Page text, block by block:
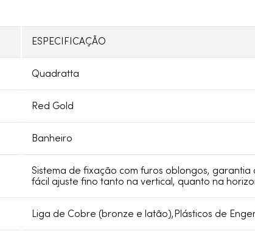
ESPECIFICAÇÃO
Quadratta
Red Gold
Banheiro
Sistema de fixação com furos oblongos,
fácil ajuste fino tanto na vertical, quanto na
Liga de Cobre (bronze e latão),Plásticos de